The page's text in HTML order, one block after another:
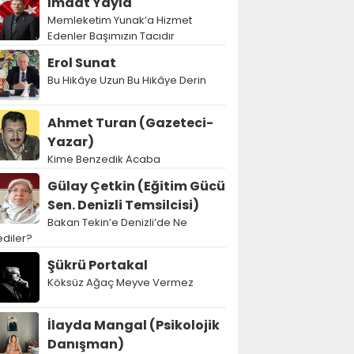
Memleketim Yunak’a Hizmet
Edenler Başımızın Tacıdır
Erol Sunat
Bu Hikâye Uzun Bu Hikâye Derin
Ahmet Turan (Gazeteci-
Yazar)
Kime Benzedik Acaba
Gülay Çetkin (Eğitim Gücü
Sen. Denizli Temsilcisi)
Bakan Tekin’e Denizli’de Ne
Şükrü Portakal
Köksüz Ağaç Meyve Vermez
İlayda Mangal (Psikolojik
Danışman)